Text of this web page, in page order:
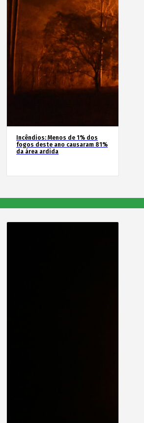
Incêndios: Menos de 1% dos
fogos deste ano causaram 81%
da área ardida